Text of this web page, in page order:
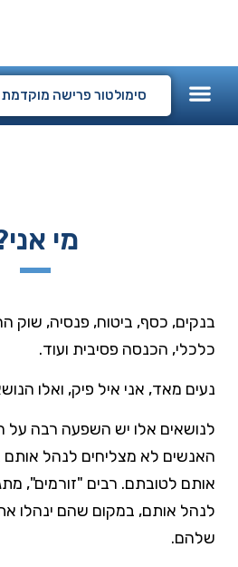
סימולטור פרישה מוקדמת
מי
בנקים, כסף, ביטוח, פנסיה, שוק
כלכלי, הכנסה פסיבית ועוד.
נעים מאד, אני איל פיק, ואלו
לנושאים אלו יש השפעה רבה על
האנשים לא מצליחים לנהל אותם
אותם לטובתם. רבים "זורמים",
לנהל אותם, במקום שהם ינהלו
שלהם.